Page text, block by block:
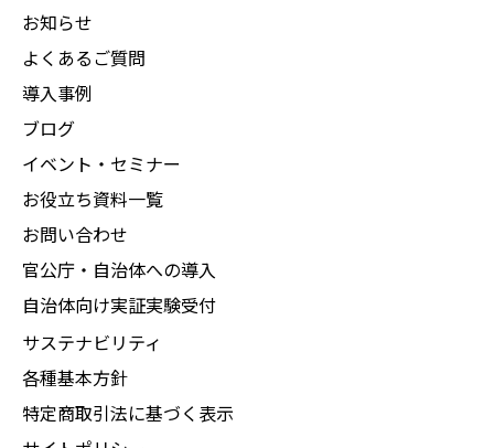
お知らせ
よくあるご質問
導入事例
ブログ
イベント・セミナー
お役立ち資料一覧
お問い合わせ
官公庁・自治体への導入
自治体向け実証実験受付
サステナビリティ
各種基本方針
特定商取引法に基づく表示